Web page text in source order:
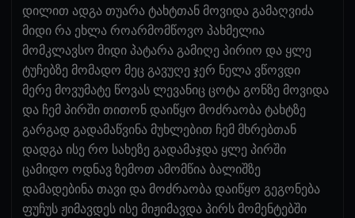
დილით ადგა თუარა ტახტთან მოვიდა გამაღვიძა
მიდი რა ეხლა როარმომწოვო პახმელია
მომკლავსო მიდი პატარა გამიღე პირიო და ყლე
ტუჩებზე მომადო მეც გავუღე ჯერ ნელა ვწოვდი
მერე მოვუმატე წოვას ლევანიც ცოტა გონზე მოვიდა
და ჩემ პირში თითონ დაიწყო მოძრაობა ტახტზე
გარგად გადამაწვინა მუხლებით ჩემ მხრებთან
დადგა ისე რო სახეზე გადამაჯდა ყლე პირში
ცამიდო ოდნავ ზემოთ ამომწია ბალიშზე
დამადებინა თავი და მოძრაობა დაიწყო გეგონება
ფუჩუს ჟიმავდეს ისე მიჟიმავდა პირს მომენტებში